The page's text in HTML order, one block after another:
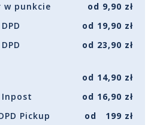
w punkcie
od 9,90 zł
od 19,90 zł
od 23,90 zł
od 14,90 zł
Inpost
od 16,90 zł
Pickup
od 199 zł